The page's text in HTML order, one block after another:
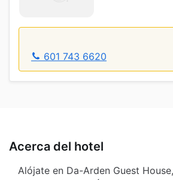
601 743 6620
Acerca del hotel
Alójate en Da-Arden Guest